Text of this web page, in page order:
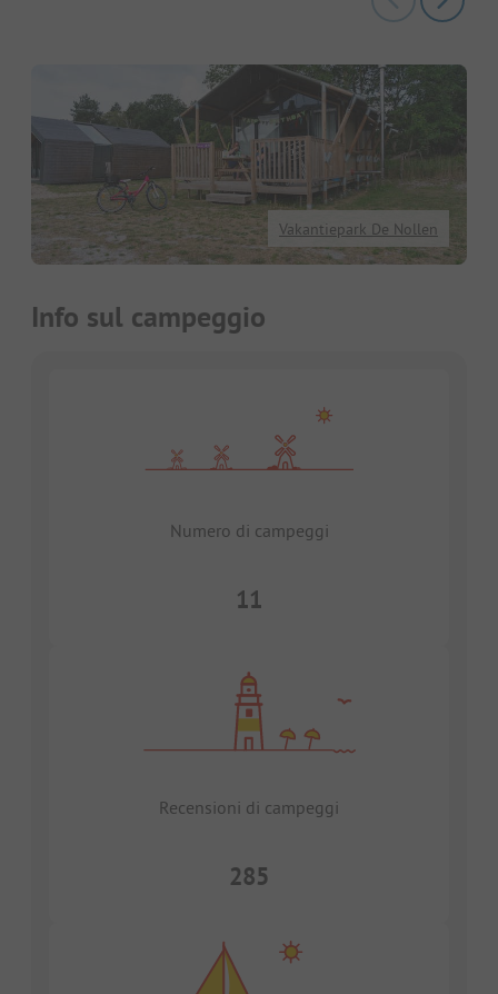
Vakantiepark De Nollen
Info sul campeggio
Numero di campeggi
11
Recensioni di campeggi
285